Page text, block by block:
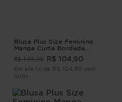
Blusa Plus Size Feminino
Manga Curta Bordada
Lazio BLUSA PLUS SIZE
FEMININO MANGA CURTA
LAZIO G4
R$ 199,90 R$ 104,90
Em até 1x de R$ 104,90 sem
juros